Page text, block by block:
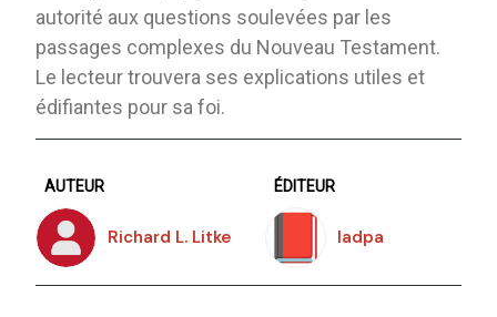
autorité aux questions soulevées par les
passages complexes du Nouveau Testament.
Le lecteur trouvera ses explications utiles et
édifiantes pour sa foi.
AUTEUR
Richard L. Litke
ÉDITEUR
Iadpa